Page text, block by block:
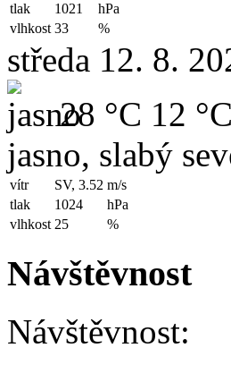
tlak
1021
hPa
vlhkost 33 %
středa 12. 8.
28 °C 12 °C
jasno, slabý
vítr SV, 3.52 m/s
tlak
1024
hPa
vlhkost 25 %
Návštěvnost
Návštěvnost: